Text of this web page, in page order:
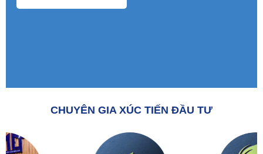
CHUYÊN GIA XÚC TIẾN ĐẦU TƯ